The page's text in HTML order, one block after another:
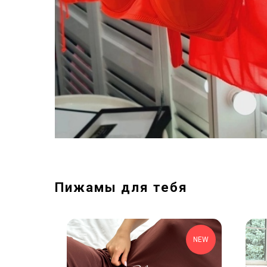
Пижамы для тебя
NEW